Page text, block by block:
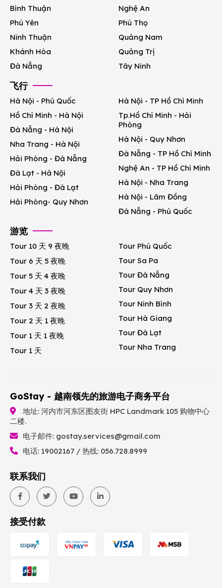
Bình Thuận
Phú Yên
Ninh Thuận
Khánh Hòa
Đà Nẵng
Nghệ An
Phú Thọ
Quảng Nam
Quảng Trị
Tây Ninh
飞行
Hà Nội - Phú Quốc
Hồ Chí Minh - Hà Nội
Đà Nẵng - Hà Nội
Nha Trang - Hà Nội
Hải Phòng - Đà Nẵng
Đà Lạt - Hà Nội
Hải Phòng - Đà Lạt
Hải Phòng- Quy Nhơn
Hà Nội - TP Hồ Chí Minh
Tp.Hồ Chí Minh - Hải
Phòng
Hà Nội - Quy Nhơn
Đà Nẵng - TP Hồ Chí Minh
Nghệ An - TP Hồ Chí Minh
Hà Nội - Nha Trang
Hà Nội - Lâm Đồng
Đà Nẵng - Phú Quốc
游览
Tour 10 天 9 夜晚
Tour 6 天 5 夜晚
Tour 5 天 4 夜晚
Tour 4 天 3 夜晚
Tour 3 天 2 夜晚
Tour 2 天 1 夜晚
Tour 1 天 1 夜晚
Tour 1 天
Tour Phú Quốc
Tour Sa Pa
Tour Đà Nẵng
Tour Quy Nhơn
Tour Ninh Bình
Tour Hà Giang
Tour Đà Lạt
Tour Nha Trang
GoStay - 越南领先的旅游电子商务平台
地址: 河内市河东区图友街 HPC Landmark 105 购物中心
二楼.
电子邮件: gostay.services@gmail.com
电话: 19002167 / 热线: 056.728.8999
联系我们
接受付款